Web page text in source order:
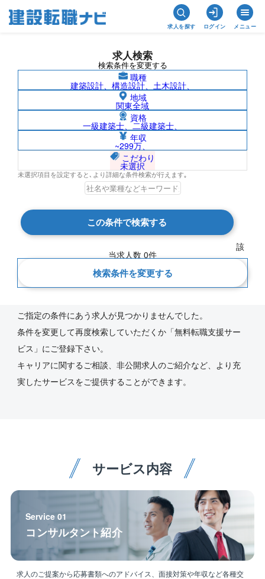
求人を探す ログイン メニュー
求人検索
検索条件を変更する
職種
建築設計、構造設計、土木設計、
地域
関東全域
資格
一級建築士、二級建築士、
年収
~299万、
こだわり
未選択
未選択項目を設定すると､より詳細な条件検索が行えます｡
この条件で検索する
該
当求人数 0件
検索条件を変更する
労働衛生コンサルタント/熊本県の求人検
索結果一覧
新着順
ご指定の条件にあう求人が見つかりませんでした。
条件を変更して再度検索していただくか「無料転職支援サー
ビス」にご登録下さい。
キャリアに関するご相談、非公開求人のご紹介など、より充
実したサービスをご提供することができます。
サービス内容
Service 01
コンサルタント紹介
求人のご提案から応募書類へのアドバイス、面接対策や年収など各種交